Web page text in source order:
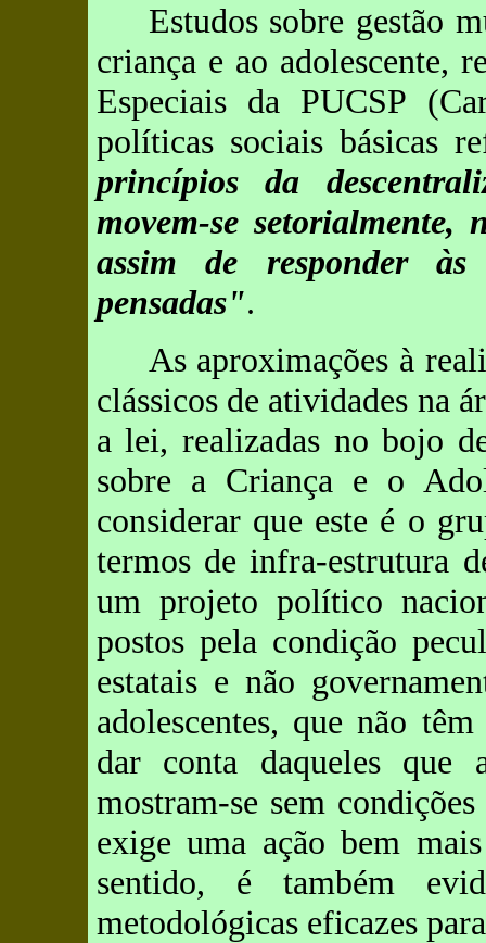
Estudos sobre gestão
criança e ao adolescente,
Especiais da PUCSP
políticas sociais básicas
princípios da
movem-se setorialmente,
assim de responder
pensadas".
As aproximações à
clássicos de atividades na
a lei, realizadas no bojo
sobre a Criança e o
considerar que este é o
termos de infra-estrutura
um projeto político
postos pela condição
estatais e não
adolescentes, que não
dar conta daqueles que
mostram-se sem
exige uma ação bem
sentido, é também
metodológicas eficazes